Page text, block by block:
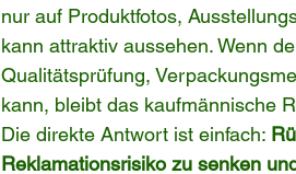
nur auf Produktfotos,
kann attraktiv aussehen. Wenn
Qualitätsprüfung,
kann, bleibt das kaufmännische
Die direkte Antwort ist einfach:
Reklamationsrisiko zu senken